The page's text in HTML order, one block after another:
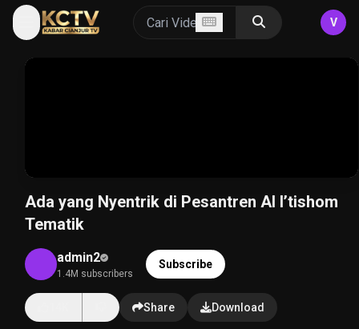
V
Ada yang Nyentrik di Pesantren Al I’tishom
Tematik
admin2
1.4M subscribers
Subscribe
Share Download